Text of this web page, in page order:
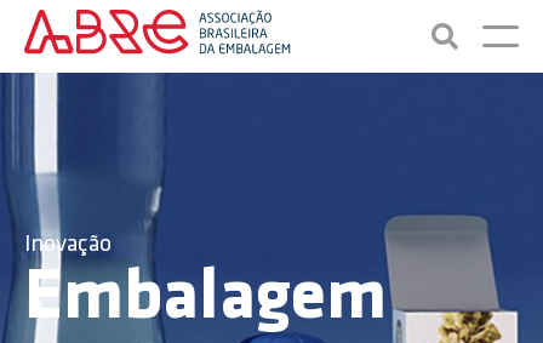
Inovação
Embalagem